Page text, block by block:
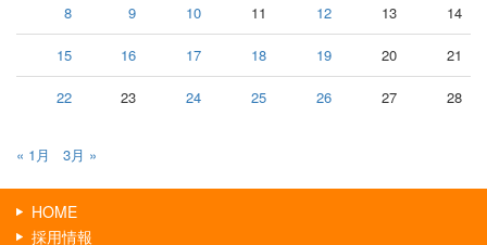
8 9 10 11 12 13 14
15 16 17 18 19 20 21
22 23 24 25 26 27 28
« 1月 3月 »
HOME
採用情報